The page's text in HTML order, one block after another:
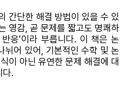
간단한 해결 방법이 있을 수 있
영감, 곧 문제를 짧고도 명쾌하
응’이라 부릅니다. 이 책은 논
뉘어 있어, 기본적인 수학 및 논
이 아닌 유연한 문제 해결에 대
다.